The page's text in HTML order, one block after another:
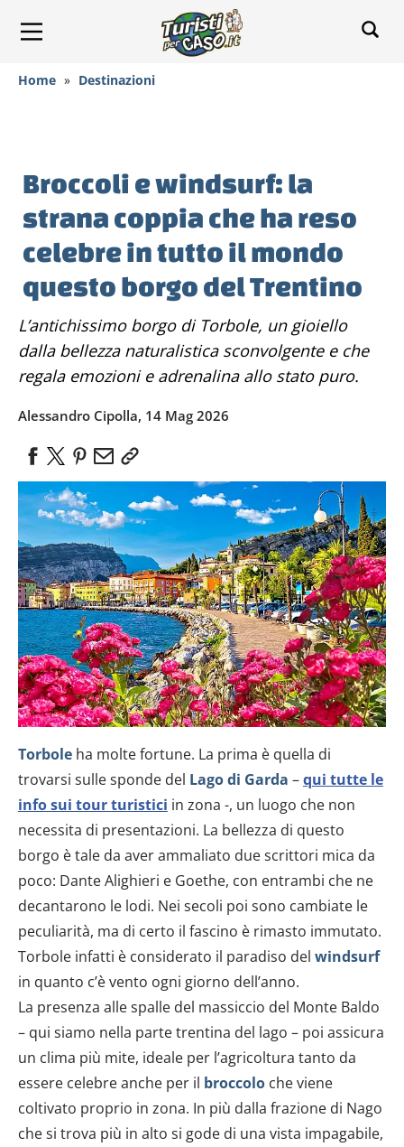
Home » Destinazioni
Broccoli e windsurf: la
strana coppia che ha reso
celebre in tutto il mondo
questo borgo del Trentino
L’antichissimo borgo di Torbole, un gioiello
dalla bellezza naturalistica sconvolgente e che
regala emozioni e adrenalina allo stato puro.
Alessandro Cipolla, 14 Mag 2026
Torbole ha molte fortune. La prima è quella di
trovarsi sulle sponde del Lago di Garda –qui tutte le
info sui tour turistici in zona -, un luogo che non
necessita di presentazioni. La bellezza di questo
borgo è tale da aver ammaliato due scrittori mica da
poco: Dante Alighieri e Goethe, con entrambi che ne
decantarono le lodi. Nei secoli poi sono cambiate le
peculiarità, ma di certo il fascino è rimasto immutato.
Torbole infatti è considerato il paradiso del windsurf
in quanto c’è vento ogni giorno dell’anno.
La presenza alle spalle del massiccio del Monte Baldo
– qui siamo nella parte trentina del lago – poi assicura
un clima più mite, ideale per l’agricoltura tanto da
essere celebre anche per il broccolo che viene
coltivato proprio in zona. In più dalla frazione di Nago
che si trova più in alto si gode di una vista impagabile,